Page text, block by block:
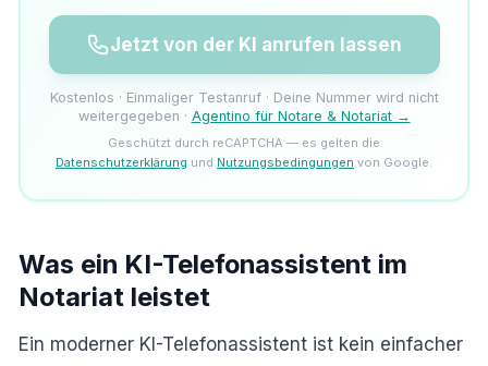
Jetzt von der KI anrufen lassen
Kostenlos · Einmaliger Testanruf · Deine Nummer wird nicht
weitergegeben · Agentino für Notare & Notariat →
Geschützt durch reCAPTCHA — es gelten die
Datenschutzerklärung und Nutzungsbedingungen von Google.
Was ein KI-Telefonassistent im
Notariat leistet
Ein moderner KI-Telefonassistent ist kein einfacher